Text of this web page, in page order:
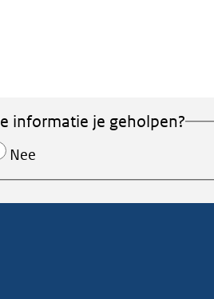
informatie je geholpen?
Nee